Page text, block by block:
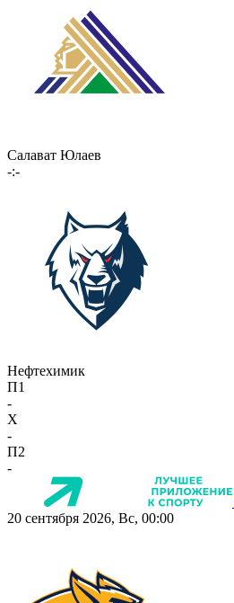
Салават Юлаев
-:-
Нефтехимик
П1
-
X
-
П2
-
20 сентября 2026, Вс, 00:00